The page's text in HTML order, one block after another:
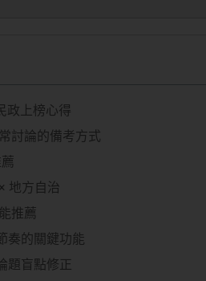
政上榜心得
討論的備考方式
地方自治
推薦
奏的關鍵功能
題盲點修正